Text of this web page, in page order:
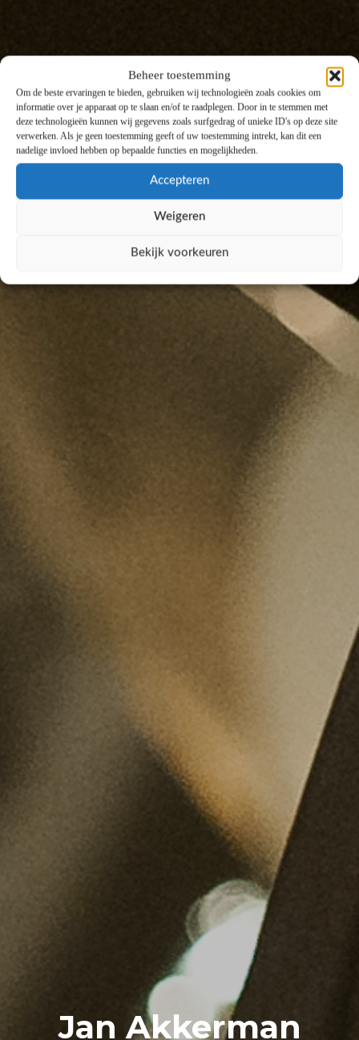
Beheer toestemming
Om de beste ervaringen te bieden, gebruiken wij technologieën zoals cookies om
informatie over je apparaat op te slaan en/of te raadplegen. Door in te stemmen met
deze technologieën kunnen wij gegevens zoals surfgedrag of unieke ID's op deze site
verwerken. Als je geen toestemming geeft of uw toestemming intrekt, kan dit een
nadelige invloed hebben op bepaalde functies en mogelijkheden.
Accepteren
Weigeren
Bekijk voorkeuren
Jan Akkerman